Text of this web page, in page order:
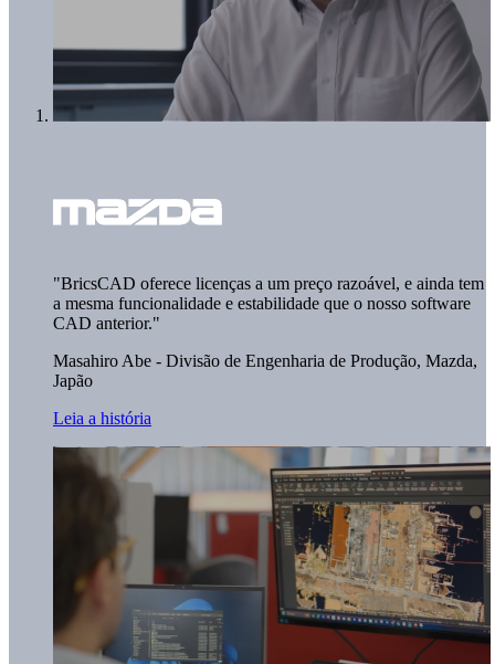
"BricsCAD oferece licenças a um preço razoável, e ainda tem
a mesma funcionalidade e estabilidade que o nosso software
CAD anterior."
Masahiro Abe - Divisão de Engenharia de Produção, Mazda,
Japão
Leia a história